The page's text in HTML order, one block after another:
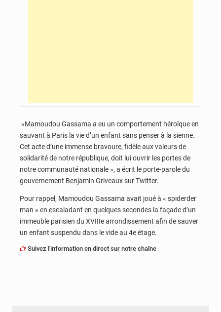
»Mamoudou Gassama a eu un comportement héroïque en
sauvant à Paris la vie d’un enfant sans penser à la sienne.
Cet acte d’une immense bravoure, fidèle aux valeurs de
solidarité de notre république, doit lui ouvrir les portes de
notre communauté nationale », a écrit le porte-parole du
gouvernement Benjamin Griveaux sur Twitter.
Pour rappel, Mamoudou Gassama avait joué à « spiderder
man » en escaladant en quelques secondes la façade d’un
immeuble parisien du XVIIIe arrondissement afin de sauver
un enfant suspendu dans le vide au 4e étage.
Suivez l'information en direct sur notre chaîne